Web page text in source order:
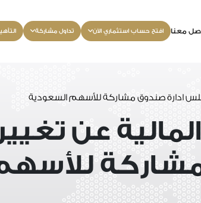
معنا افتح حساب استثماري الآن تداول مشاركة
ادارة صندوق مشاركة للأسهم السعودية
عن